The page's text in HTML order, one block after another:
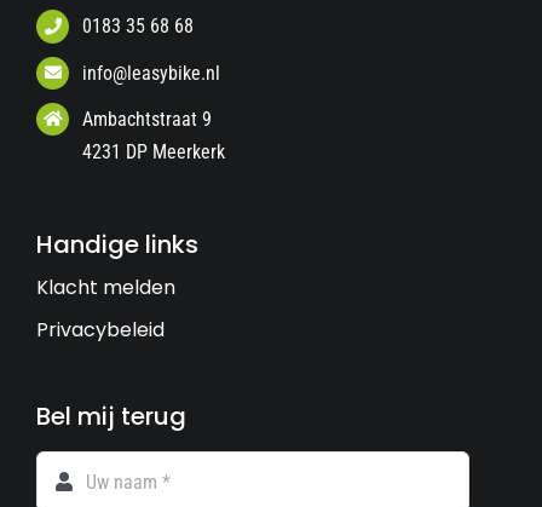
0183 35 68 68
info@leasybike.nl
Ambachtstraat 9
4231 DP Meerkerk
Handige links
Klacht melden
Privacybeleid
Bel mij terug